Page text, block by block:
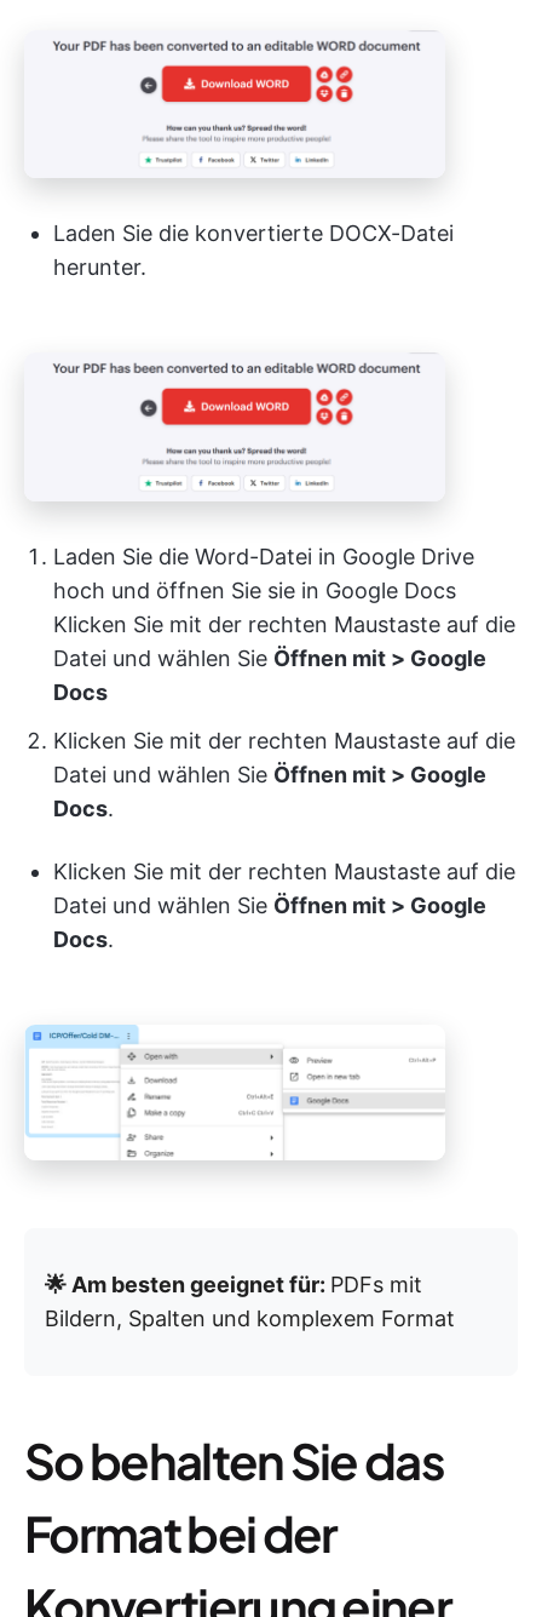
Laden Sie die konvertierte DOCX-Datei
herunter.
Laden Sie die Word-Datei in Google Drive
hoch und öffnen Sie sie in Google Docs
Klicken Sie mit der rechten Maustaste auf die
Datei und wählen Sie Öffnen mit > Google
Docs
Klicken Sie mit der rechten Maustaste auf die
Datei und wählen Sie Öffnen mit > Google
Docs.
Klicken Sie mit der rechten Maustaste auf die
Datei und wählen Sie Öffnen mit > Google
Docs.
🌟 Am besten geeignet für: PDFs mit
Bildern, Spalten und komplexem Format
So behalten Sie das
Format bei der